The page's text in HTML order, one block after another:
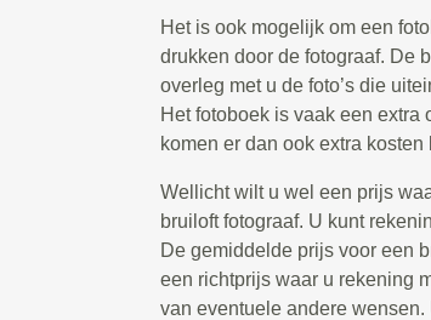
Het is ook mogelijk om een
drukken door de fotograaf. De
overleg met u de foto’s die
Het fotoboek is vaak een
komen er dan ook extra kosten
Wellicht wilt u wel een prijs
bruiloft fotograaf. U kunt
De gemiddelde prijs voor een
een richtprijs waar u rekening
van eventuele andere